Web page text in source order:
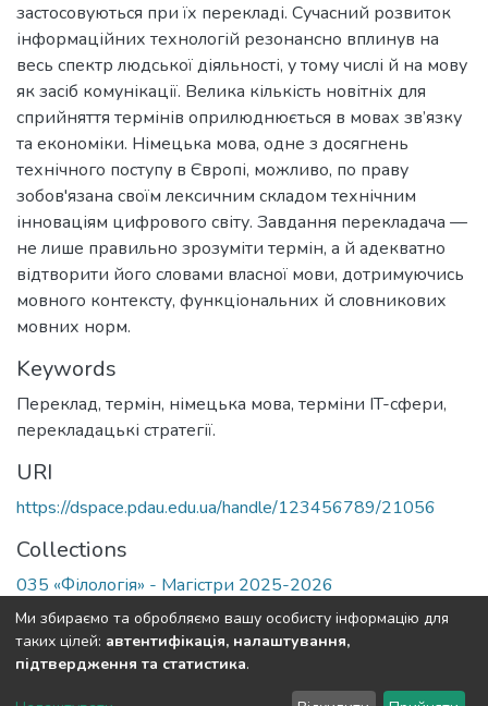
застосовуються при їх перекладі. Сучасний розвиток
інформаційних технологій резонансно вплинув на
весь спектр людської діяльності, у тому числі й на мову
як засіб комунікації. Велика кількість новітніх для
сприйняття термінів оприлюднюється в мовах зв’язку
та економіки. Німецька мова, одне з досягнень
технічного поступу в Європі, можливо, по праву
зобов'язана своїм лексичним складом технічним
інноваціям цифрового світу. Завдання перекладача —
не лише правильно зрозуміти термін, а й адекватно
відтворити його словами власної мови, дотримуючись
мовного контексту, функціональних й словникових
мовних норм.
Keywords
Переклад, термін, німецька мова, терміни IT-сфери,
перекладацькі стратегії.
URI
https://dspace.pdau.edu.ua/handle/123456789/21056
Collections
035 «Філологія» - Магістри 2025-2026
Full item page
DSpace software copyright © 2002-2026 LYRASIS
Ми збираємо та обробляємо вашу особисту інформацію для
таких цілей: автентифікація, налаштування,
підтвердження та статистика.